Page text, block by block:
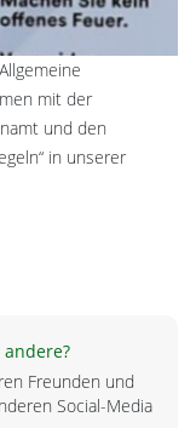
mit der
und den
in unserer
Freunden und
Social-Media